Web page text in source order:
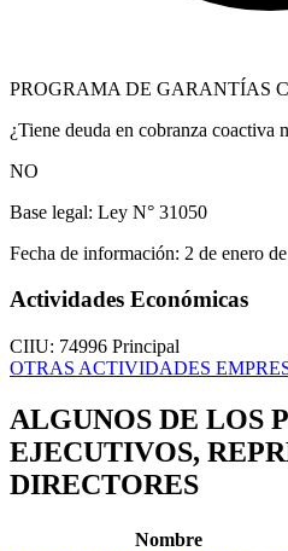
PROGRAMA DE GARANTÍAS
¿Tiene deuda en cobranza coactiva
NO
Base legal: Ley N° 31050
Fecha de información: 2 de enero
Actividades Económicas
CIIU: 74996 Principal
OTRAS ACTIVIDADES
ALGUNOS DE LOS
EJECUTIVOS,
DIRECTORES
Nombre